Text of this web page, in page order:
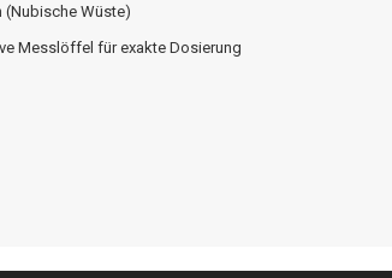
(Nubische Wüste)
Messlöffel für exakte Dosierung